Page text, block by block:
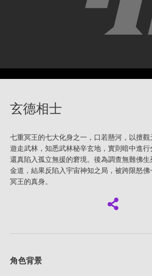
玄德相士
七重冥王的七大化身之一，口若懸河，以擅
遊走武林，知悉武林秘辛玄地，實則暗中進
還真陷入孤立無援的窘境。後為調查無難佛
金道，結果反陷入宇宙神知之局，被跨限怒
冥王的真身。
角色背景